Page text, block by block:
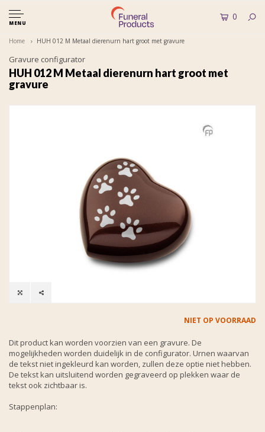
MENU
0
Home HUH 012 M Metaal dierenurn hart groot met gravure
Gravure configurator
HUH 012 M Metaal dierenurn hart groot met
gravure
NIET OP VOORRAAD
Dit product kan worden voorzien van een gravure. De
mogelijkheden worden duidelijk in de configurator. Urnen waarvan
de tekst niet ingekleurd kan worden, zullen deze optie niet hebben.
De tekst kan uitsluitend worden gegraveerd op plekken waar de
tekst ook zichtbaar is.
Stappenplan: